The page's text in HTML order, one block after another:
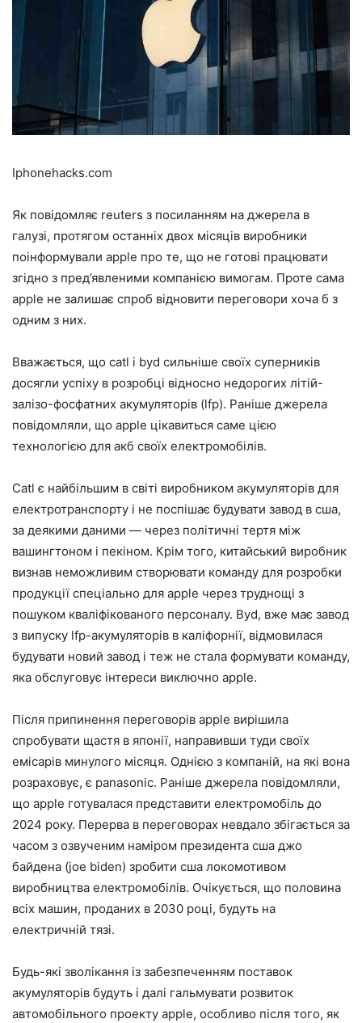
Iphonehacks.com
Як повідомляє reuters з посиланням на джерела в
галузі, протягом останніх двох місяців виробники
поінформували apple про те, що не готові працювати
згідно з пред’явленими компанією вимогам. Проте сама
apple не залишає спроб відновити переговори хоча б з
одним з них.
Вважається, що catl і byd сильніше своїх суперників
досягли успіху в розробці відносно недорогих літій-
залізо-фосфатних акумуляторів (lfp). Раніше джерела
повідомляли, що apple цікавиться саме цією
технологією для акб своїх електромобілів.
Catl є найбільшим в світі виробником акумуляторів для
електротранспорту і не поспішає будувати завод в сша,
за деякими даними — через політичні тертя між
вашингтоном і пекіном. Крім того, китайський виробник
визнав неможливим створювати команду для розробки
продукції спеціально для apple через труднощі з
пошуком кваліфікованого персоналу. Byd, вже має завод
з випуску lfp-акумуляторів в каліфорнії, відмовилася
будувати новий завод і теж не стала формувати команду,
яка обслуговує інтереси виключно apple.
Після припинення переговорів apple вирішила
спробувати щастя в японії, направивши туди своїх
емісарів минулого місяця. Однією з компаній, на які вона
розраховує, є panasonic. Раніше джерела повідомляли,
що apple готувалася представити електромобіль до
2024 року. Перерва в переговорах невдало збігається за
часом з озвученим наміром президента сша джо
байдена (joe biden) зробити сша локомотивом
виробництва електромобілів. Очікується, що половина
всіх машин, проданих в 2030 році, будуть на
електричній тязі.
Будь-які зволікання із забезпеченням поставок
акумуляторів будуть і далі гальмувати розвиток
автомобільного проекту apple, особливо після того, як